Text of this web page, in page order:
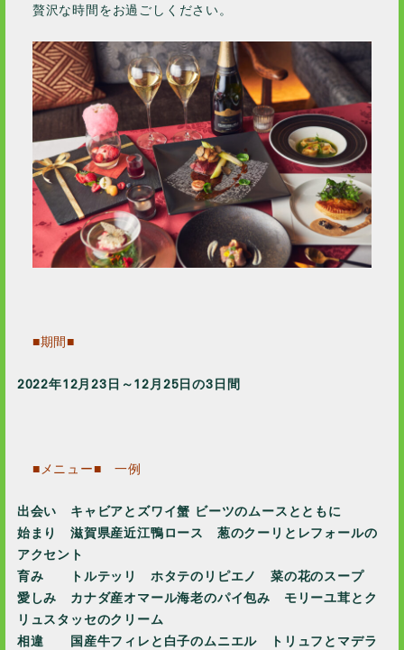
贅沢な時間をお過ごしください。
■期間■
2022年12月23日～12月25日の3日間
■メニュー■ 一例
出会い キャビアとズワイ蟹 ビーツのムースとともに
始まり 滋賀県産近江鴨ロース 葱のクーリとレフォールの
アクセント
育み トルテッリ ホタテのリピエノ 菜の花のスープ
愛しみ カナダ産オマール海老のパイ包み モリーユ茸とク
リュスタッセのクリーム
相違 国産牛フィレと白子のムニエル トリュフとマデラ